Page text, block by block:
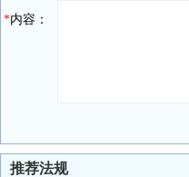
*内容：
推荐法规